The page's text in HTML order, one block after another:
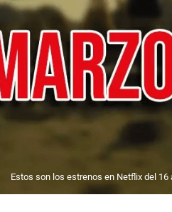
Estos son los estrenos en Netflix del 16